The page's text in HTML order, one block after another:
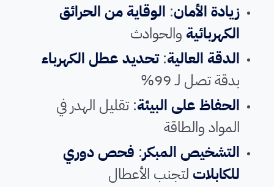
زيادة الأمان: الوقاية من الحرائق
الكهربائية والحوادث
الدقة العالية:تحديد عطل الكهرباء
بدقة تصل لـ 99%
الحفاظ على البيئة: تقليل الهدر في
المواد والطاقة
التشخيص المبكر: فحص دوري
للكابلات لتجنب الأعطال